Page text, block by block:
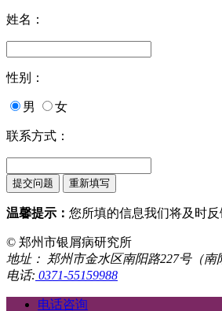
姓名：
性别：
男 女
联系方式：
温馨提示： 您所填的信息我们将及时
© 郑州市银屑病研究所
地址： 郑州市金水区南阳路227号（南
电话: 0371-55159988
电话咨询